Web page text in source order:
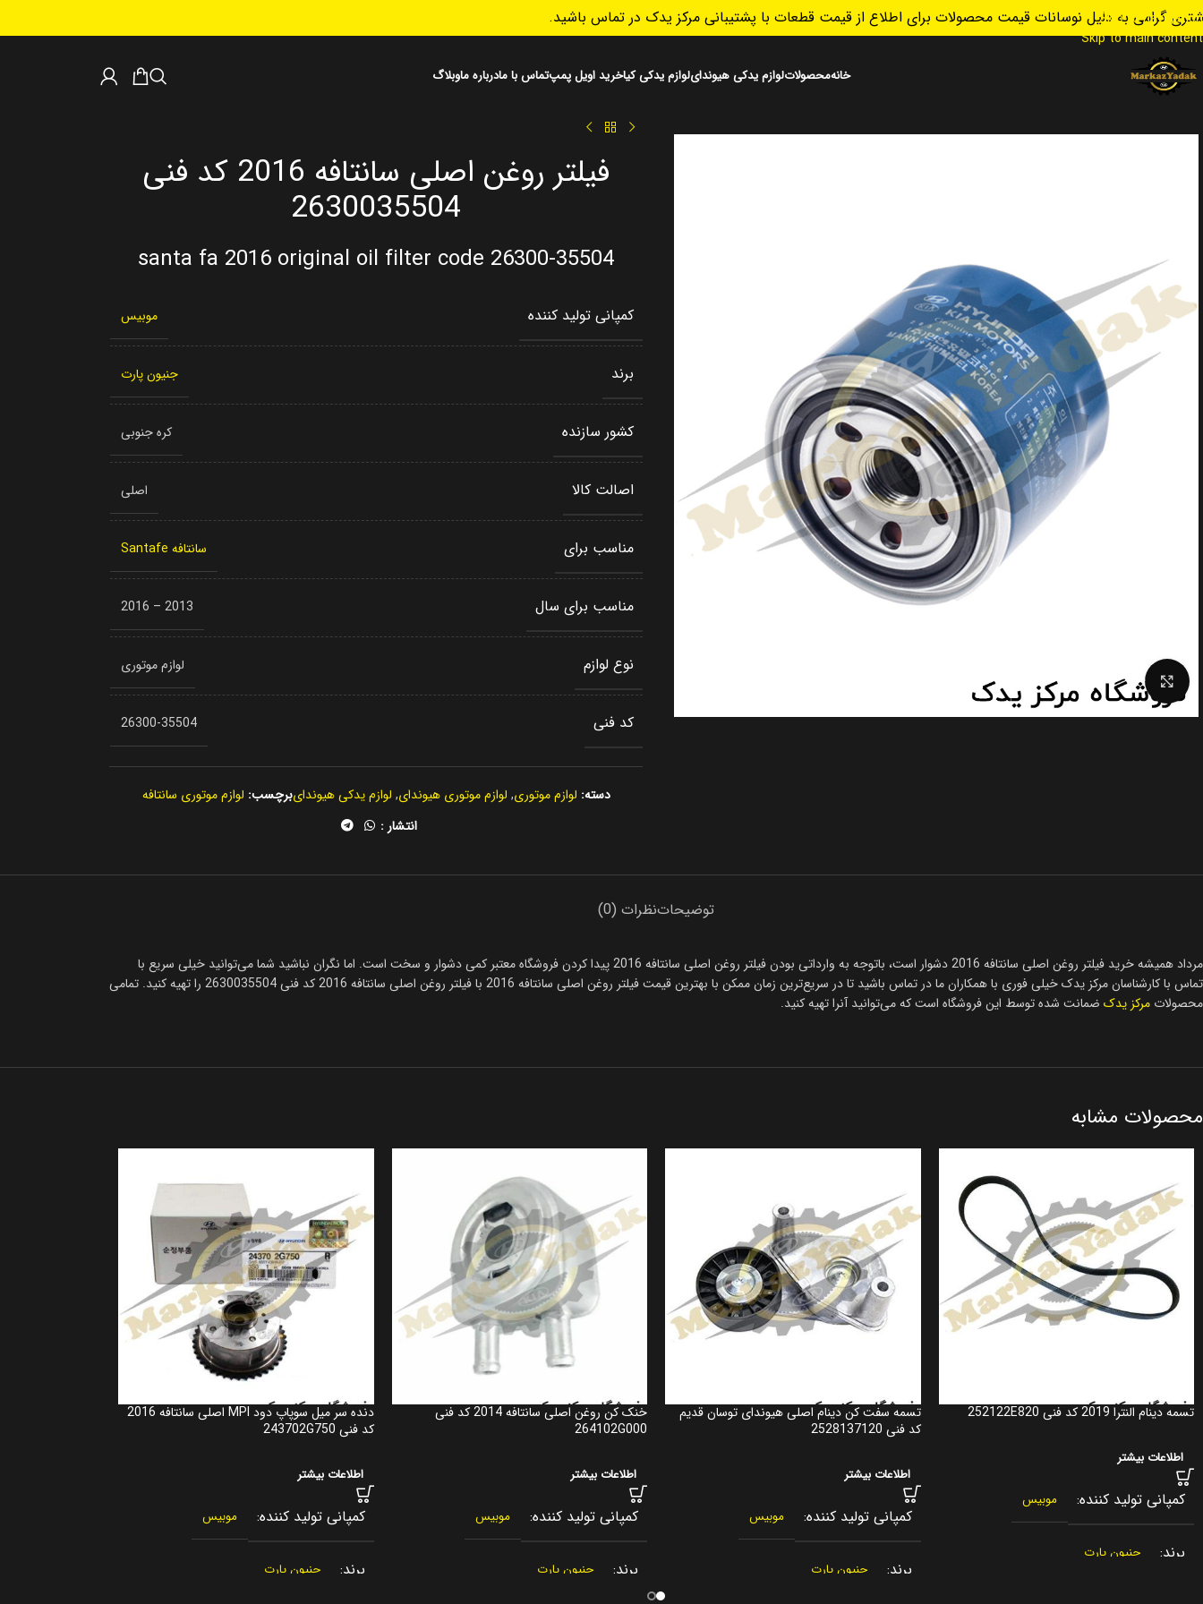
Skip to navigation
Skip to main content
گرامی به دلیل نوسانات قیمت محصولات برای اطلاع از قیمت قطعات با پشتیبانی مرکز یدک در تماس باشید.
خانهمحصولاتلوازم یدکی هیوندایلوازم یدکی کیاخرید اویل پمپتماس با مادرباره ماوبلاگ
Click to enlarge
فیلتر روغن اصلی سانتافه 2016 کد فنی
2630035504
santa fa 2016 original oil filter code 26300-35504
کمپانی تولید کننده موبیس
برند جنیون پارت
کشور سازنده کره جنوبی
اصالت کالا اصلی
مناسب برای سانتافه Santafe
مناسب برای سال 2013 – 2016
نوع لوازم لوازم موتوری
کد فنی 26300-35504
دسته: لوازم موتوری, لوازم موتوری هیوندای, لوازم یدکی هیوندایبرچسب: لوازم موتوری سانتافه
انتشار :
توضیحاتنظرات (0)
مرداد همیشه خرید فیلتر روغن اصلی سانتافه 2016 دشوار است، باتوجه به وارداتی بودن فیلتر روغن اصلی سانتافه 2016 پیدا کردن فروشگاه معتبر کمی دشوار و سخت است. اما نگران نباشید شما می‌توانید خیلی سریع با
تماس با کارشناسان مرکز یدک خیلی فوری با همکاران ما در تماس باشید تا در سریع‌ترین زمان ممکن با بهترین قیمت فیلتر روغن اصلی سانتافه 2016 با فیلتر روغن اصلی سانتافه 2016 کد فنی 2630035504 را تهیه کنید. تمامی
محصولات مرکز یدک ضمانت شده توسط این فروشگاه است که می‌توانید آنرا تهیه کنید.
محصولات مشابه
تسمه دینام النترا 2019 کد فنی 252122E820
اطلاعات بیشتر
کمپانی تولید کننده موبیس
برند جنیون پارت
تسمه سفت کن دینام اصلی هیوندای توسان قدیم
کد فنی 2528137120
اطلاعات بیشتر
کمپانی تولید کننده موبیس
برند جنیون پارت
خنک کن روغن اصلی سانتافه 2014 کد فنی
264102G000
اطلاعات بیشتر
کمپانی تولید کننده موبیس
برند جنیون پارت
دنده سر میل سوپاپ دود MPI اصلی سانتافه 2016
کد فنی 243702G750
اطلاعات بیشتر
کمپانی تولید کننده موبیس
برند جنیون پارت